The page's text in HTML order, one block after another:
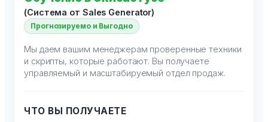
(Система от Sales Generator)
Прогнозируемо и Выгодно
Мы даем вашим менеджерам проверенные техники
и скрипты, которые работают. Вы получаете
управляемый и масштабируемый отдел продаж.
ЧТО ВЫ ПОЛУЧАЕТЕ